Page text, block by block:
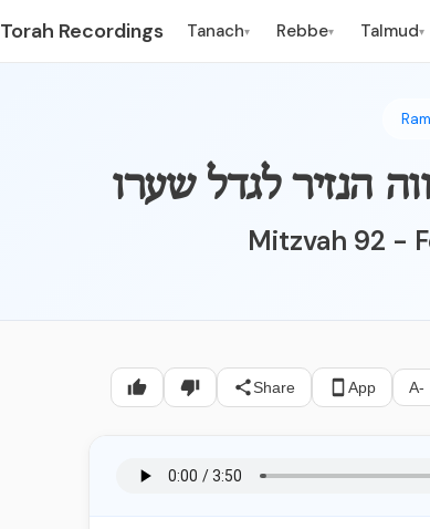
Torah Recordings Tanach▾ Rebbe▾ Talmud▾
Mitzvah 92 -
Share App A-